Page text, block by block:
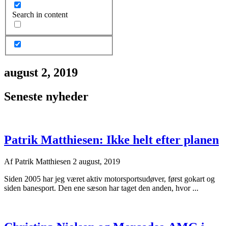
Search in content
august 2, 2019
Seneste nyheder
Patrik Matthiesen: Ikke helt efter planen
AfPatrik Matthiesen 2 august, 2019
Siden 2005 har jeg været aktiv motorsportsudøver, først gokart og
siden banesport. Den ene sæson har taget den anden, hvor ...